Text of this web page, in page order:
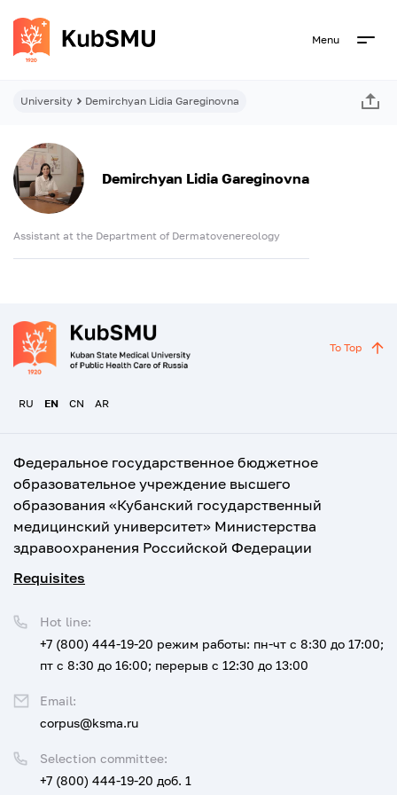
Menu
University Demirchyan Lidia Gareginovna
Demirchyan Lidia Gareginovna
Assistant at the Department of Dermatovenereology
RU EN CN AR
To Top
Федеральное государственное бюджетное
образовательное учреждение высшего
образования «Кубанский государственный
медицинский университет» Министерства
здравоохранения Российской Федерации
Requisites
Selection committee:
+7 (800) 444-19-20 доб. 1
Hot line:
+7 (800) 444-19-20 режим работы: пн-чт с 8:30 до 17:00;
пт с 8:30 до 16:00; перерыв с 12:30 до 13:00
Email:
corpus@ksma.ru